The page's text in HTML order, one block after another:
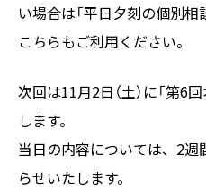
い場合は「平日夕刻の個別
こちらもご利用ください。
次回は11月2日（土）に「第6
します。
当日の内容については、2
らせいたします。